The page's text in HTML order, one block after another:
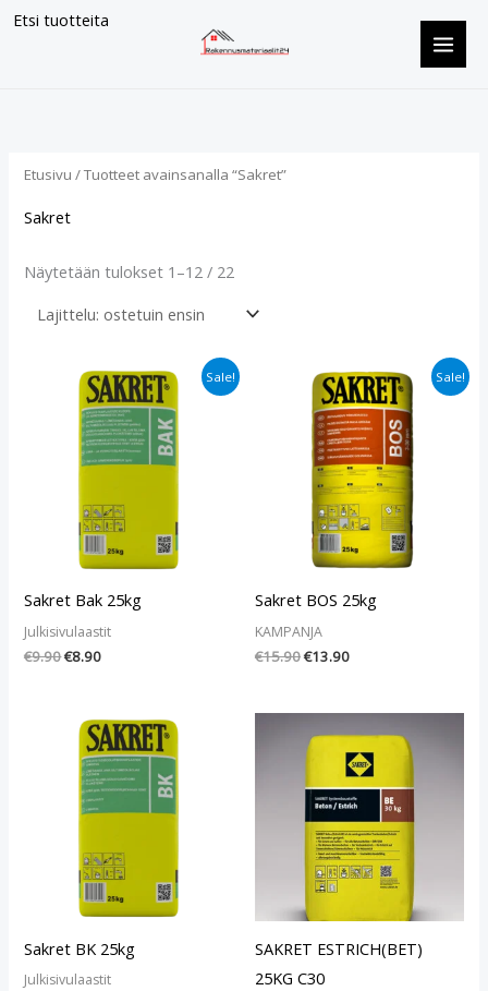
Etsi tuotteita
Siirry
Etusivu / Tuotteet avainsanalla “Sakret”
Sakret
Näytetään tulokset 1–12 / 22
Sale!
Sakret Bak 25kg
Julkisivulaastit
€9.90
Alkuperäinen
hinta
oli:
€9.90.
€8.90
Nykyinen
hinta
on:
€8.90.
Sale!
Sakret BOS 25kg
KAMPANJA
€15.90
Alkuperäinen
hinta
oli:
€15.90.
€13.90
Nykyinen
hinta
on:
€13.90.
Sakret BK 25kg
Julkisivulaastit
SAKRET ESTRICH(BET)
25KG C30